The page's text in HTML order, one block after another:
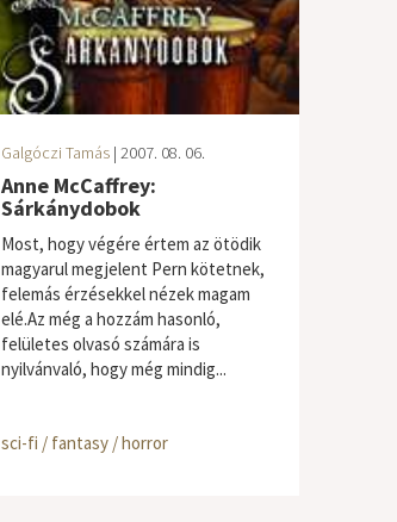
Galgóczi Tamás| 2007. 08. 06.
Anne McCaffrey:
Sárkánydobok
Most, hogy végére értem az ötödik
magyarul megjelent Pern kötetnek,
felemás érzésekkel nézek magam
elé.Az még a hozzám hasonló,
felületes olvasó számára is
nyilvánvaló, hogy még mindig...
sci-fi / fantasy / horror